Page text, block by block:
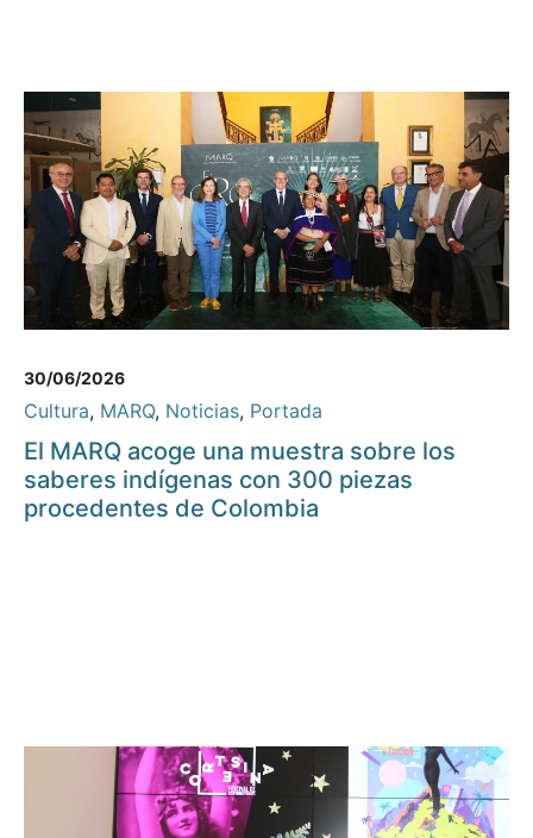
30/06/2026
Cultura, MARQ, Noticias, Portada
El MARQ acoge una muestra sobre los
saberes indígenas con 300 piezas
procedentes de Colombia